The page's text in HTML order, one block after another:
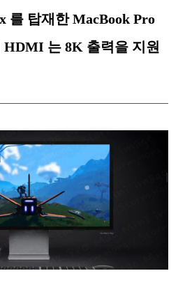
를 탑재한 MacBook Pro
HDMI 는 8K 출력을 지원